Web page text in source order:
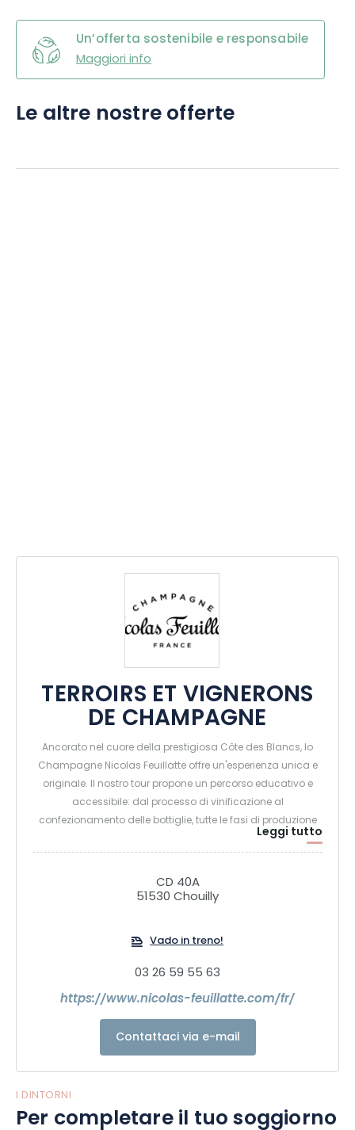
Un’offerta sostenibile e responsabile
Maggiori info
Le altre nostre offerte
TERROIRS ET VIGNERONS
DE CHAMPAGNE
Ancorato nel cuore della prestigiosa Côte des Blancs, lo
Champagne Nicolas Feuillatte offre un'esperienza unica e
originale. Il nostro tour propone un percorso educativo e
accessibile: dal processo di vinificazione al
confezionamento delle bottiglie, tutte le fasi di produzione
delle cuvée sono svelate in un mondo che coinvolge tutti i
sensi.
Un'esperienza personalizzata per rendere il momento dello
Leggi tutto
CD 40A
51530 Chouilly
Vado in treno!
03 26 59 55 63
https://www.nicolas-feuillatte.com/fr/
Contattaci via e-mail
I DINTORNI
Per completare il tuo soggiorno